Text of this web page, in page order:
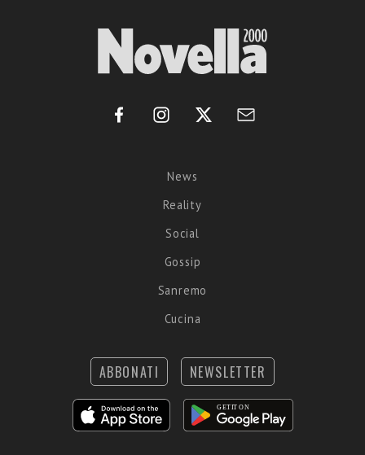
News
Reality
Social
Gossip
Sanremo
Cucina
ABBONATI NEWSLETTER